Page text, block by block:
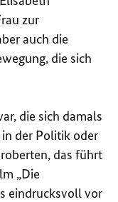
zur
auch die
die sich
die sich damals
der Politik oder
das führt
„Die
eindrucksvoll vor